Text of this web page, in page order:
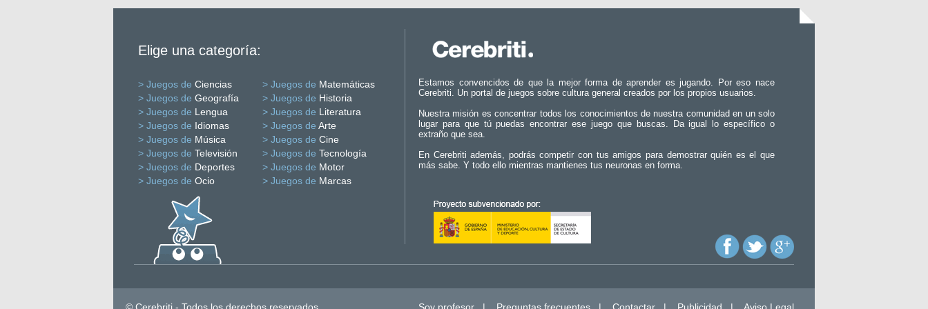
Elige una categoría:
> Juegos de Ciencias > Juegos de Matemáticas
> Juegos de Geografía > Juegos de Historia
> Juegos de Lengua > Juegos de Literatura
> Juegos de Idiomas > Juegos de Arte
> Juegos de Música > Juegos de Cine
> Juegos de Televisión > Juegos de Tecnología
> Juegos de Deportes > Juegos de Motor
> Juegos de Ocio > Juegos de Marcas
Estamos convencidos de que la mejor forma de aprender es jugando. Por eso nace
Cerebriti. Un portal de juegos sobre cultura general creados por los propios usuarios.
Nuestra misión es concentrar todos los conocimientos de nuestra comunidad en un solo
lugar para que tú puedas encontrar ese juego que buscas. Da igual lo específico o
extraño que sea.
En Cerebriti además, podrás competir con tus amigos para demostrar quién es el que
más sabe. Y todo ello mientras mantienes tus neuronas en forma.